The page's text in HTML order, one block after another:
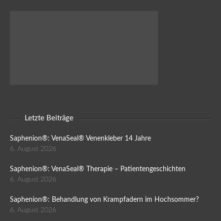
Letzte Beiträge
Saphenion®: VenaSeal® Venenkleber 14 Jahre
6. August 2026
Saphenion®: VenaSeal® Therapie – Patientengeschichten
6. August 2026
Saphenion®: Behandlung von Krampfadern im Hochsommer?
6. August 2026